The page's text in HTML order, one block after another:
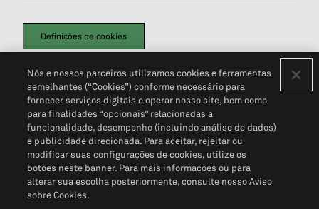
Definições de cookies
Política de PrivacidadePortal de privacidade do cliente (em inglês)
Não Venda Minhas Informações Pessoais© 2026 S&P Global
Nós e nossos parceiros utilizamos cookies e ferramentas
semelhantes (“Cookies”) conforme necessário para
fornecer serviços digitais e operar nosso site, bem como
para finalidades “opcionais” relacionadas a
funcionalidade, desempenho (incluindo análise de dados)
e publicidade direcionada. Para aceitar, rejeitar ou
modificar suas configurações de cookies, utilize os
botões neste banner. Para mais informações ou para
alterar sua escolha posteriormente, consulte nosso Aviso
sobre Cookies.